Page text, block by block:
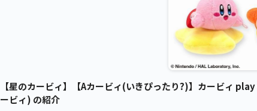
【星のカービィ】【Aカービィ(いきぴったり?)】カービィ
ービィ) の紹介